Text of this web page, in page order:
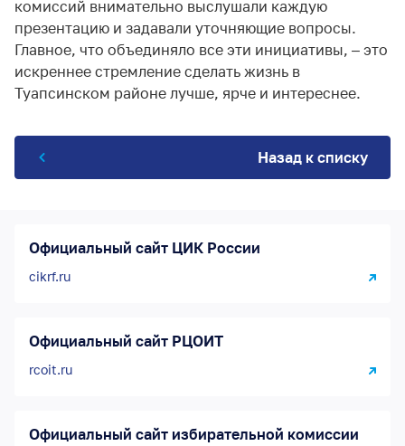
комиссий внимательно выслушали каждую
презентацию и задавали уточняющие вопросы.
Главное, что объединяло все эти инициативы, – это
искреннее стремление сделать жизнь в
Туапсинском районе лучше, ярче и интереснее.
Назад к списку
Официальный сайт ЦИК России
cikrf.ru
Официальный сайт РЦОИТ
rcoit.ru
Официальный сайт избирательной комиссии